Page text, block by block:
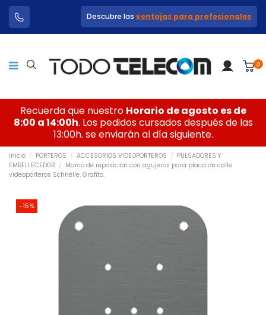
Descubre las ventajas para profesionales
0
Recuerda que nuestro Horario de agosto es de
8:00 a 14:00h. Los pedidos cursados después de las
13:00h. se enviarán al día siguiente.
Inicio PORTEROS ACCESORIOS VIDEOPORTEROS
PULSADORES Y
EMBELLECEDOR
Marco de reposición con agujeros para placa de calle
videoporteros Schnëlle. Grafito.
-15%